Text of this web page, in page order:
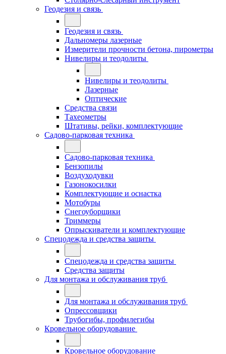
Геодезия и связь
Геодезия и связь
Дальномеры лазерные
Измерители прочности бетона, пирометры
Нивелиры и теодолиты
Нивелиры и теодолиты
Лазерные
Оптические
Средства связи
Тахеометры
Штативы, рейки, комплектующие
Садово-парковая техника
Садово-парковая техника
Бензопилы
Воздуходувки
Газонокосилки
Комплектующие и оснастка
Мотобуры
Снегоуборщики
Триммеры
Опрыскиватели и комплектующие
Спецодежда и средства защиты
Спецодежда и средства защиты
Средства защиты
Для монтажа и обслуживания труб
Для монтажа и обслуживания труб
Опрессовщики
Трубогибы, профилегибы
Кровельное оборудование
Кровельное оборудование